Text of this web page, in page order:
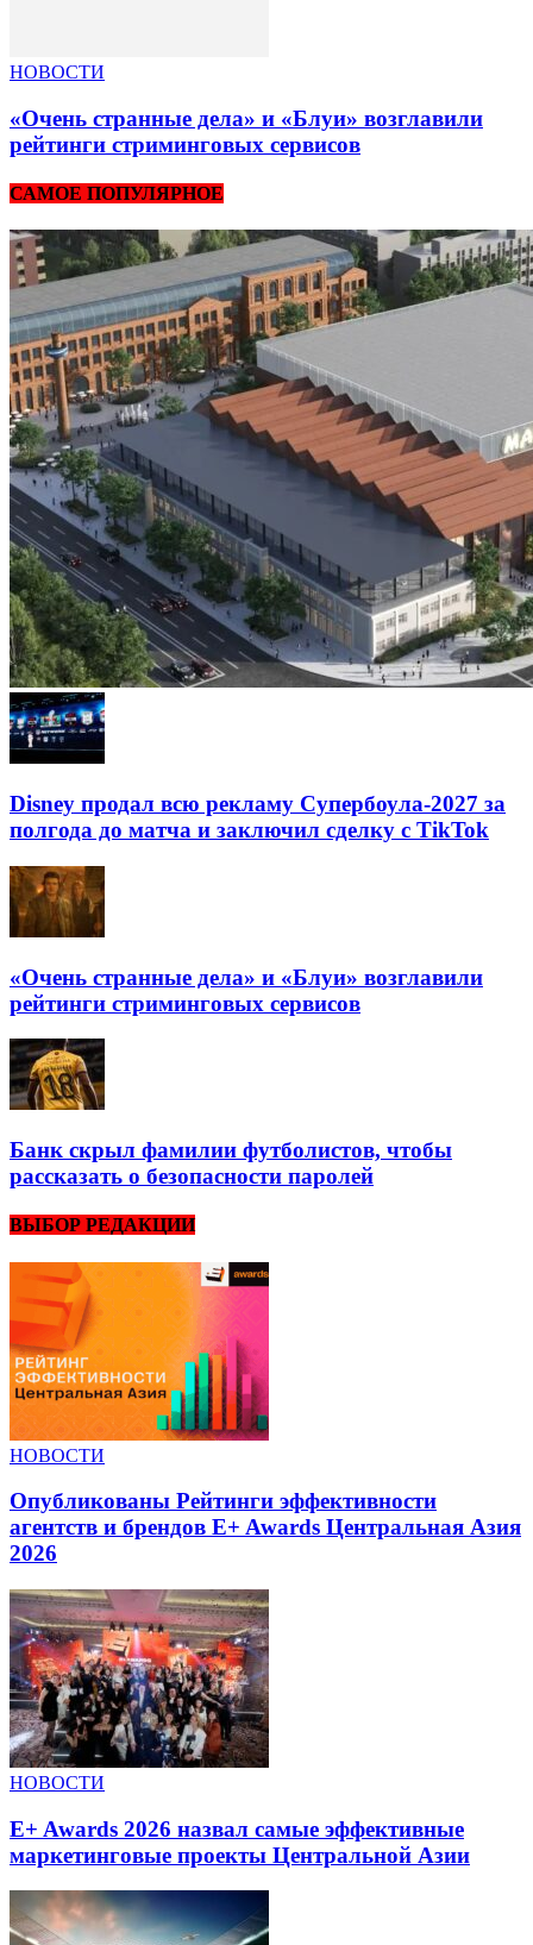
НОВОСТИ
«Очень странные дела» и «Блуи» возглавили
рейтинги стриминговых сервисов
САМОЕ ПОПУЛЯРНОЕ
Disney продал всю рекламу Супербоула-2027 за
полгода до матча и заключил сделку с TikTok
«Очень странные дела» и «Блуи» возглавили
рейтинги стриминговых сервисов
Банк скрыл фамилии футболистов, чтобы
рассказать о безопасности паролей
ВЫБОР РЕДАКЦИИ
НОВОСТИ
Опубликованы Рейтинги эффективности
агентств и брендов E+ Awards Центральная Азия
2026
НОВОСТИ
E+ Awards 2026 назвал самые эффективные
маркетинговые проекты Центральной Азии